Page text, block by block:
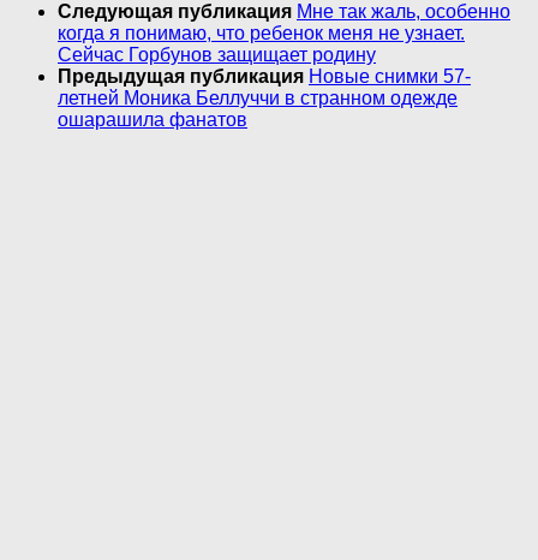
Следующая публикация Мне так жаль, особенно
когда я понимаю, что ребенок меня не узнает.
Сейчас Горбунов защищает родину
Предыдущая публикация Новые снимки 57-
летней Моника Беллуччи в странном одежде
ошарашила фанатов